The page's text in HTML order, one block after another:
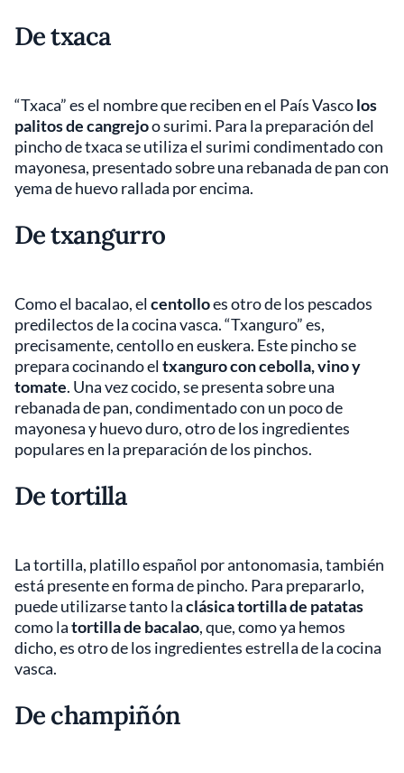
De txaca
“Txaca” es el nombre que reciben en el País Vascolos
palitos de cangrejoo surimi. Para la preparación del
pincho de txaca se utiliza el surimi condimentado con
mayonesa, presentado sobre una rebanada de pan con
yema de huevo rallada por encima.
De txangurro
Como el bacalao, el centolloes otro de los pescados
predilectos de la cocina vasca. “Txanguro” es,
precisamente, centollo en euskera. Este pincho se
prepara cocinando el txanguro con cebolla, vino y
tomate. Una vez cocido, se presenta sobre una
rebanada de pan, condimentado con un poco de
mayonesa y huevo duro, otro de los ingredientes
populares en la preparación de los pinchos.
De tortilla
La tortilla, platillo español por antonomasia, también
está presente en forma de pincho. Para prepararlo,
puede utilizarse tanto laclásica tortilla de patatas
como latortilla de bacalao, que, como ya hemos
dicho, es otro de los ingredientes estrella de la cocina
vasca.
De champiñón